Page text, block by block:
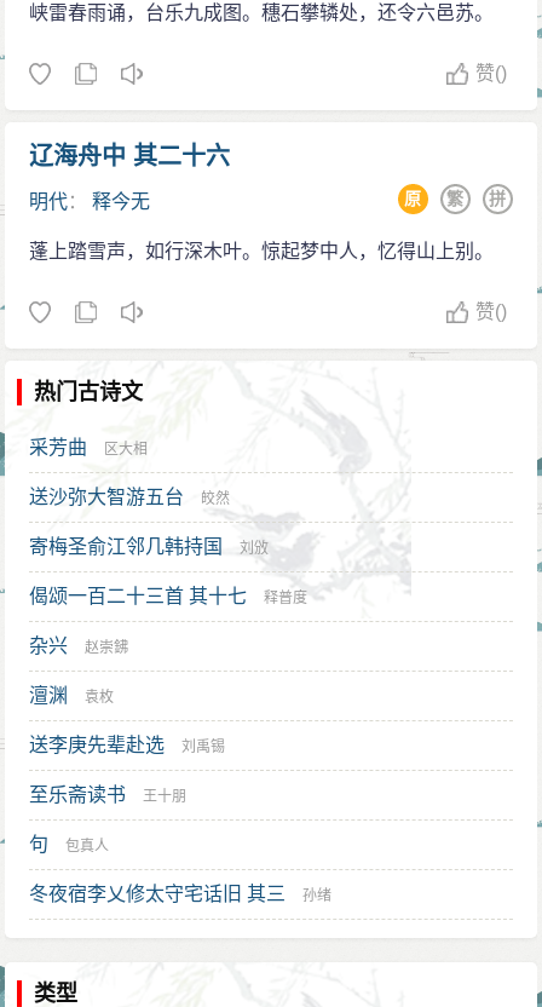
峡雷春雨诵，台乐九成图。穗石攀辚处，还令六邑苏。
赞()
辽海舟中 其二十六
明代：释今无 拼
繁
原
蓬上踏雪声，如行深木叶。惊起梦中人，忆得山上别。
赞()
热门古诗文
采芳曲 区大相
送沙弥大智游五台 皎然
寄梅圣俞江邻几韩持国 刘攽
偈颂一百二十三首 其十七 释普度
杂兴 赵崇鉘
澶渊 袁枚
送李庚先辈赴选 刘禹锡
至乐斋读书 王十朋
句 包真人
冬夜宿李乂修太守宅话旧 其三 孙绪
类型